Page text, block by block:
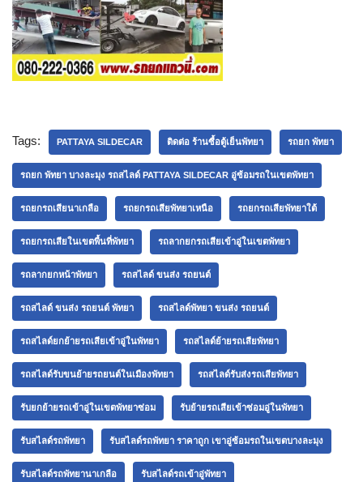
Tags: PATTAYA SILDECAR ติดต่อ ร้านซื้อตู้เย็นพัทยา รถยก พัทยา
รถยก พัทยา บางละมุง รถสไลด์ PATTAYA SILDECAR อู่ซ้อมรถในเขตพัทยา
รถยกรถเสียนาเกลือ รถยกรถเสียพัทยาเหนือ รถยกรถเสียพัทยาใต้
รถยกรถเสียในเขตพื้นที่พัทยา รถลากยกรถเสียเข้าอู่ในเขตพัทยา
รถลากยกหน้าพัทยา รถสไลด์ ขนส่ง รถยนต์
รถสไลด์ ขนส่ง รถยนต์ พัทยา รถสไลด์พัทยา ขนส่ง รถยนต์
รถสไลด์ยกย้ายรถเสียเข้าอู่ในพัทยา รถสไลด์ย้ายรถเสียพัทยา
รถสไลด์รับขนย้ายรถยนต์ในเมืองพัทยา รถสไลด์รับส่งรถเสียพัทยา
รับยกย้ายรถเข้าอู่ในเขตพัทยาซ่อม รับย้ายรถเสียเข้าซ่อมอู่ในพัทยา
รับสไลด์รถพัทยา รับสไลด์รถพัทยา ราคาถูก เขาอู่ซ้อมรถในเขตบางละมุง
รับสไลด์รถพัทยานาเกลือ รับสไลด์รถเข้าอู่พัทยา